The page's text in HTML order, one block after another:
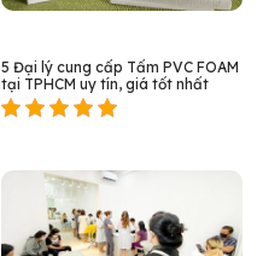
5 Đại lý cung cấp Tấm PVC FOAM
tại TPHCM uy tín, giá tốt nhất